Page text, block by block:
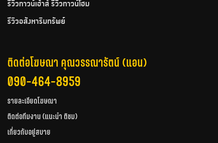
รีวิวทาวน์เฮ้าส์ รีวิวทาวน์โฮม
รีวิวอสังหาริมทรัพย์
ติดต่อโฆษณา คุณวรรณารัตน์ (แอน)
090-464-8959
รายละเอียดโฆษณา
ติดต่อทีมงาน (แนะนำ ติชม)
เกี่ยวกับอยู่สบาย